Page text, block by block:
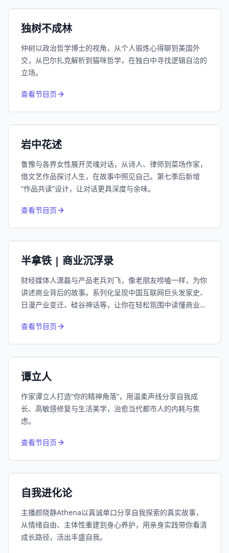
小宇宙 精选
独树不成林
仲树以政治哲学博士的视角，从个人锻炼心得聊到美国外
交，从巴尔扎克解析到猫咪哲学，在独白中寻找逻辑自洽的
立场。
查看节目页
小宇宙 精选
岩中花述
鲁豫与各界女性展开灵魂对话，从诗人、律师到菜场作家，
借文艺作品探讨人生，在故事中照见自己。第七季后新增
“作品共读”设计，让对话更具深度与余味。
查看节目页
小宇宙 精选
半拿铁 | 商业沉浮录
财经媒体人潇磊与产品老兵刘飞，像老朋友唠嗑一样，为你
讲述商业背后的故事。系列化呈现中国互联网巨头发家史、
日漫产业变迁、硅谷神话等，让你在轻松氛围中读懂商业逻
查看节目页
小宇宙
谭立人
作家谭立人打造“你的精神角落”，用温柔声线分享自我成
长、高敏感修复与生活美学，治愈当代都市人的内耗与焦
虑。
查看节目页
小宇宙 精选
自我进化论
主播颜晓静Athena以真诚单口分享自我探索的真实故事，
从情绪自由、主体性重建到身心养护，用亲身实践带你看清
成长路径，活出丰盛自我。